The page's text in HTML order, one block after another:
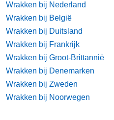
Wrakken bij Nederland
Wrakken bij België
Wrakken bij Duitsland
Wrakken bij Frankrijk
Wrakken bij Groot-Brittannië
Wrakken bij Denemarken
Wrakken bij Zweden
Wrakken bij Noorwegen